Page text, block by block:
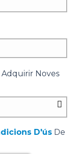
Adquirir Noves
D'ús De